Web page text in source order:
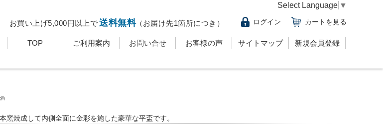
お買い上げ5,000円以上で送料無料（お届け先1箇所につき） ログイン カートを見る
TOP ご利用案内 お問い合せ お客様の声 サイトマップ 新規会員登録
Select Language ▼
窯焼成して内側全面に金彩を施した豪華な平盃です。